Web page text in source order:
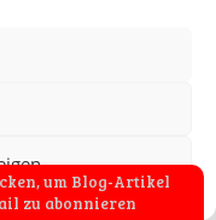
gar nicht
um Blog-Artikel
zu abonnieren